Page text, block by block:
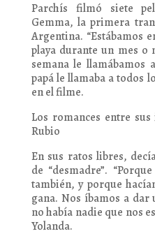
Parchís filmó siete
Gemma, la primera
Argentina. “Estábamos
playa durante un mes o
semana le llamábamos
papá le llamaba a todos
en el filme.
Los romances entre
Rubio
En sus ratos libres,
de “desmadre”.
también, y porque
gana. Nos íbamos a dar
no había nadie que nos
Yolanda.